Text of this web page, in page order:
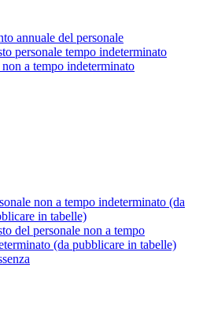
annuale del personale
personale tempo indeterminato
non a tempo indeterminato
non a tempo indeterminato (da
in tabelle)
del personale non a tempo
(da pubblicare in tabelle)